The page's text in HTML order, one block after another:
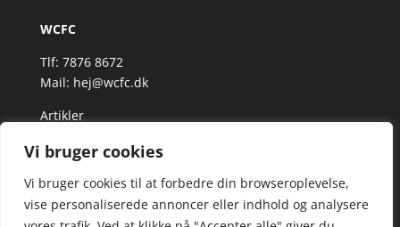
Vi bruger cookies
Vi bruger cookies til at forbedre din browseroplevelse,
vise personaliserede annoncer eller indhold og analysere
WCFC
Tlf: 7876 8672
Mail: hej@wcfc.dk
Artikler